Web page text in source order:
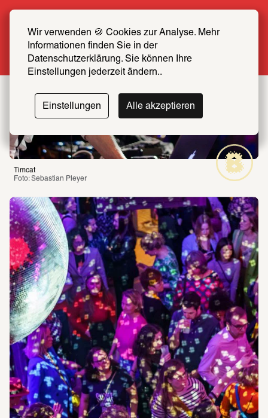
Wir verwenden 🍪 Cookies zur Analyse. Mehr
Informationen finden Sie in der
Datenschutzerklärung. Sie können Ihre
Einstellungen jederzeit ändern..
Einstellungen Alle akzeptieren
SCHIRN FREUND*IN werden
Mehr erfahren
Timcat
Foto: Sebastian Pleyer